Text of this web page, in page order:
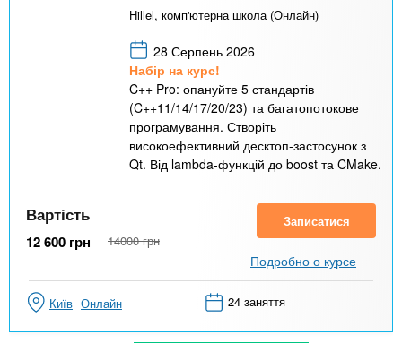
Hillel, комп'ютерна школа (Онлайн)
28 Серпень 2026
Набір на курс!
C++ Pro: опануйте 5 стандартів
(C++11/14/17/20/23) та багатопотокове
програмування. Створіть
високоефективний десктоп-застосунок з
Qt. Від lambda-функцій до boost та CMake.
Вартість
12 600 грн 14000 грн
Записатися
Подробно о курсе
Київ Онлайн 24 заняття